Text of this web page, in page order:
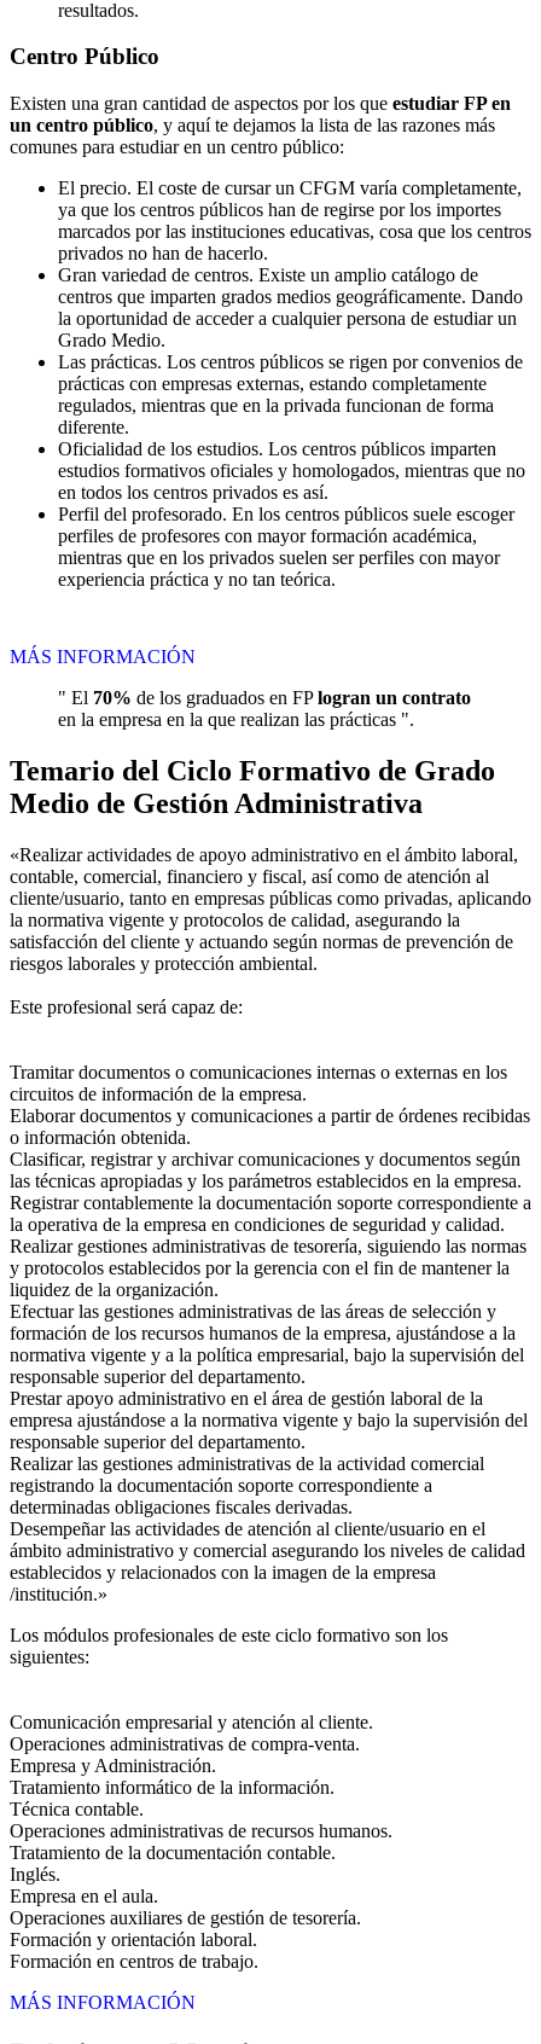
resultados.
Centro Público
Existen una gran cantidad de aspectos por los que estudiar FP en
un centro público, y aquí te dejamos la lista de las razones más
comunes para estudiar en un centro público:
El precio. El coste de cursar un CFGM varía completamente,
ya que los centros públicos han de regirse por los importes
marcados por las instituciones educativas, cosa que los centros
privados no han de hacerlo.
Gran variedad de centros. Existe un amplio catálogo de
centros que imparten grados medios geográficamente. Dando
la oportunidad de acceder a cualquier persona de estudiar un
Grado Medio.
Las prácticas. Los centros públicos se rigen por convenios de
prácticas con empresas externas, estando completamente
regulados, mientras que en la privada funcionan de forma
diferente.
Oficialidad de los estudios. Los centros públicos imparten
estudios formativos oficiales y homologados, mientras que no
en todos los centros privados es así.
Perfil del profesorado. En los centros públicos suele escoger
perfiles de profesores con mayor formación académica,
mientras que en los privados suelen ser perfiles con mayor
experiencia práctica y no tan teórica.
MÁS INFORMACIÓN
" El 70% de los graduados en FPlogran un contrato
en la empresa en la que realizan las prácticas ".
Temario del Ciclo Formativo de Grado
Medio de Gestión Administrativa
«Realizar actividades de apoyo administrativo en el ámbito laboral,
contable, comercial, financiero y fiscal, así como de atención al
cliente/usuario, tanto en empresas públicas como privadas, aplicando
la normativa vigente y protocolos de calidad, asegurando la
satisfacción del cliente y actuando según normas de prevención de
riesgos laborales y protección ambiental.
Este profesional será capaz de:
Tramitar documentos o comunicaciones internas o externas en los
circuitos de información de la empresa.
Elaborar documentos y comunicaciones a partir de órdenes recibidas
o información obtenida.
Clasificar, registrar y archivar comunicaciones y documentos según
las técnicas apropiadas y los parámetros establecidos en la empresa.
Registrar contablemente la documentación soporte correspondiente a
la operativa de la empresa en condiciones de seguridad y calidad.
Realizar gestiones administrativas de tesorería, siguiendo las normas
y protocolos establecidos por la gerencia con el fin de mantener la
liquidez de la organización.
Efectuar las gestiones administrativas de las áreas de selección y
formación de los recursos humanos de la empresa, ajustándose a la
normativa vigente y a la política empresarial, bajo la supervisión del
responsable superior del departamento.
Prestar apoyo administrativo en el área de gestión laboral de la
empresa ajustándose a la normativa vigente y bajo la supervisión del
responsable superior del departamento.
Realizar las gestiones administrativas de la actividad comercial
registrando la documentación soporte correspondiente a
determinadas obligaciones fiscales derivadas.
Desempeñar las actividades de atención al cliente/usuario en el
ámbito administrativo y comercial asegurando los niveles de calidad
establecidos y relacionados con la imagen de la empresa
/institución.»
Los módulos profesionales de este ciclo formativo son los
siguientes:
Comunicación empresarial y atención al cliente.
Operaciones administrativas de compra-venta.
Empresa y Administración.
Tratamiento informático de la información.
Técnica contable.
Operaciones administrativas de recursos humanos.
Tratamiento de la documentación contable.
Inglés.
Empresa en el aula.
Operaciones auxiliares de gestión de tesorería.
Formación y orientación laboral.
Formación en centros de trabajo.
MÁS INFORMACIÓN